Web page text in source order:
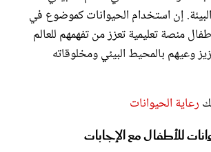
إن استخدام الحيوانات كموضوع في
منصة تعليمية تعزز من تفهمهم للعالم
وعيهم بالمحيط البيئي ومخلوقاته
رعاية الحيوانات
للأطفال مع الإجابات